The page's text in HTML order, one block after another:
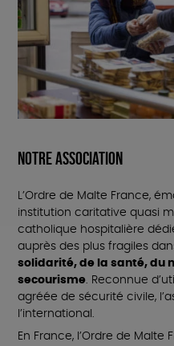
Notre association
L’Ordre de Malte France,
institution caritative quasi
catholique hospitalière
auprès des plus fragiles
solidarité, de la santé, du
secourisme. Reconnue
agréée de sécurité civile,
l’international.
En France, l’Ordre de